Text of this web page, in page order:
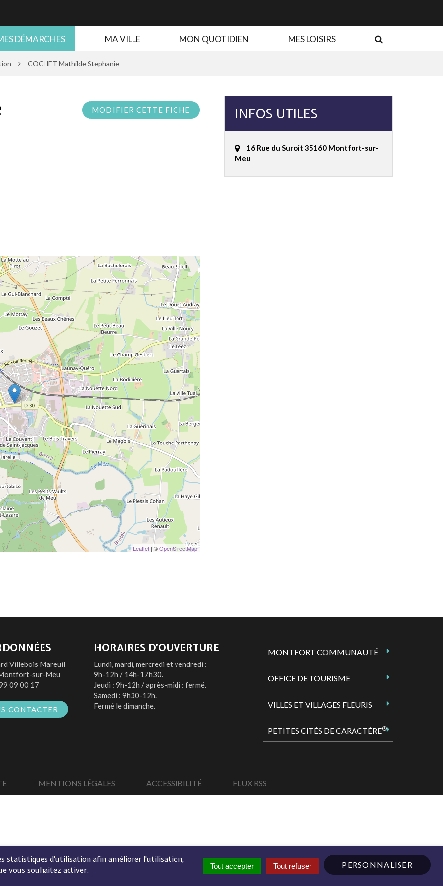
statistiques d'utilisation afin améliorer l'utilisation,
vous souhaitez activer.
Tout accepter Tout refuser PERSONNALISER
DÉMARCHES MA VILLE MON QUOTIDIEN MES LOISIRS
COCHET Mathilde Stephanie
MODIFIER CETTE FICHE
Leaflet | ©OpenStreetMap
INFOS UTILES
16 Rue du Suroit 35160 Montfort-sur-
Meu
Villebois Mareuil
sur-Meu
09 00 17
CONTACTER
HORAIRES D’OUVERTURE
Lundi, mardi, mercredi et vendredi :
9h-12h / 14h-17h30.
Jeudi : 9h-12h / après-midi : fermé.
Samedi : 9h30-12h.
Fermé le dimanche.
MONTFORT COMMUNAUTÉ
OFFICE DE TOURISME
VILLES ET VILLAGES FLEURIS
PETITES CITÉS DE CARACTÈRE®
MENTIONS LÉGALES ACCESSIBILITÉ FLUX RSS